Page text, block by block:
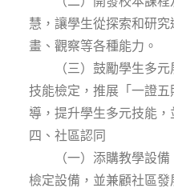
慧，讓學生從探索和研
畫、觀察等各種能力。
（三）鼓勵學生多元
技能檢定，推展「一證
導，提升學生多元技能，
四、社區認同
（一）添購教學設備
檢定設備，並兼顧社區發